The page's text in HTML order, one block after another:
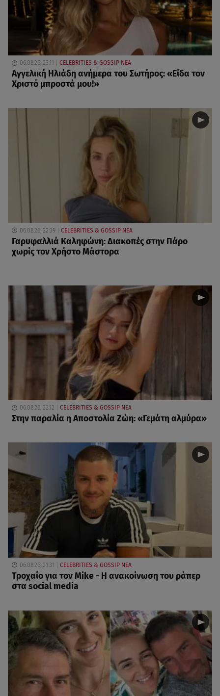
06.08.26, 23:11 CELEBRITIES & GOSSIP ΝΕΑ
Αγγελική Ηλιάδη ανήμερα του Σωτήρος: «Είδα τον
Χριστό μπροστά μου!»
06.08.26, 22:39 CELEBRITIES & GOSSIP ΝΕΑ
Γαρυφαλλιά Καληφώνη: Διακοπές στην Πάρο
χωρίς τον Χρήστο Μάστορα
06.08.26, 22:12 CELEBRITIES & GOSSIP ΝΕΑ
Στην παραλία η Αποστολία Ζώη: «Γεμάτη αλμύρα»
06.08.26, 21:31 CELEBRITIES & GOSSIP ΝΕΑ
Τροχαίο για τον Mike - Η ανακοίνωση του ράπερ
στα social media